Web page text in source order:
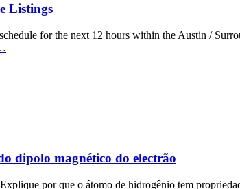
Listings
for the next 12 hours within the Austin /
dipolo magnético do electrão
por que o átomo de hidrogênio tem